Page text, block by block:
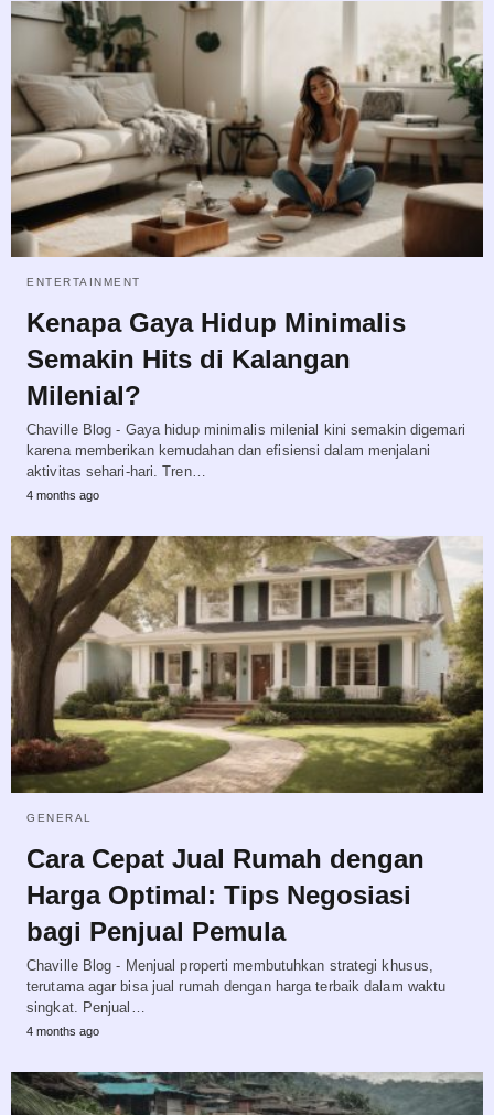
ENTERTAINMENT
Kenapa Gaya Hidup Minimalis
Semakin Hits di Kalangan
Milenial?
Chaville Blog - Gaya hidup minimalis milenial kini semakin digemari
karena memberikan kemudahan dan efisiensi dalam menjalani
aktivitas sehari-hari. Tren…
4 months ago
GENERAL
Cara Cepat Jual Rumah dengan
Harga Optimal: Tips Negosiasi
bagi Penjual Pemula
Chaville Blog - Menjual properti membutuhkan strategi khusus,
terutama agar bisa jual rumah dengan harga terbaik dalam waktu
singkat. Penjual…
4 months ago